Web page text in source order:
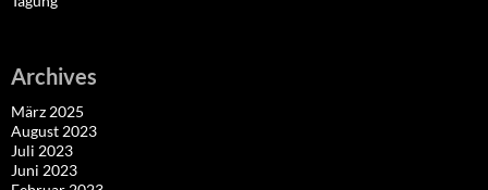
Archives
März 2025
August 2023
Juli 2023
Juni 2023